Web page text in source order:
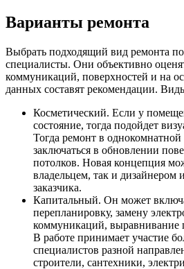
Варианты ремонта
Выбрать подходящий вид ремонта
специалисты. Они объективно
коммуникаций, поверхностей и на
данных составят рекомендации.
Косметический. Если у
состояние, тогда подойдет
Тогда ремонт в однокомнатной
заключаться в обновлении
потолков. Новая концепция
владельцем, так и дизайнером
заказчика.
Капитальный. Он может
перепланировку, замену
коммуникаций, выравнивание
В работе принимает участие
специалистов разной
строители, сантехники,